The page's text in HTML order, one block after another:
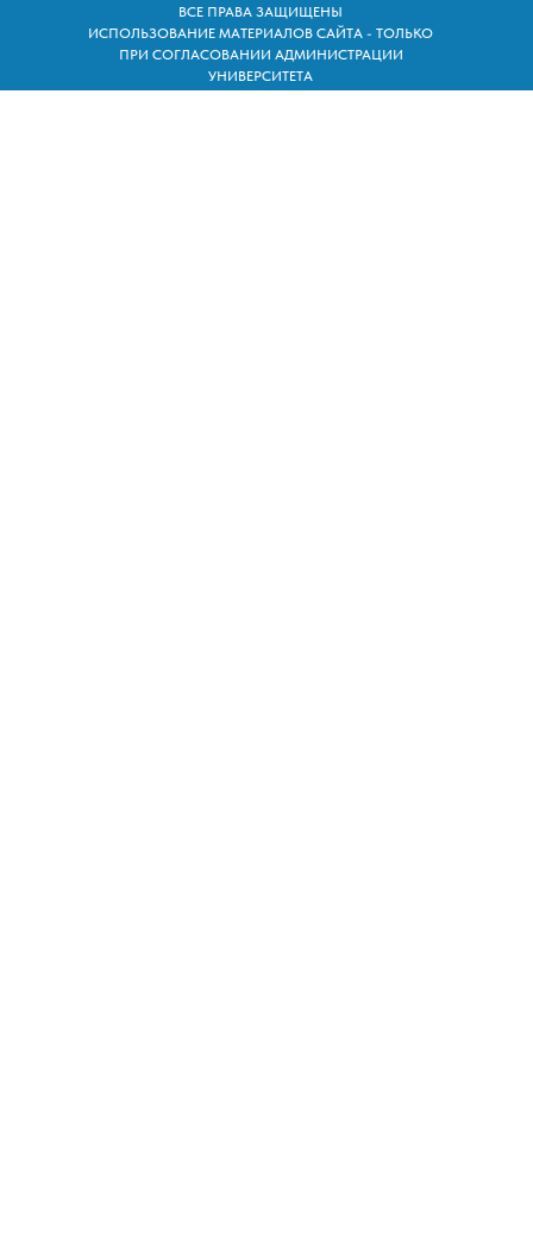
ВСЕ ПРАВА ЗАЩИЩЕНЫ
ИСПОЛЬЗОВАНИЕ МАТЕРИАЛОВ САЙТА - ТОЛЬКО
ПРИ СОГЛАСОВАНИИ АДМИНИСТРАЦИИ
УНИВЕРСИТЕТА